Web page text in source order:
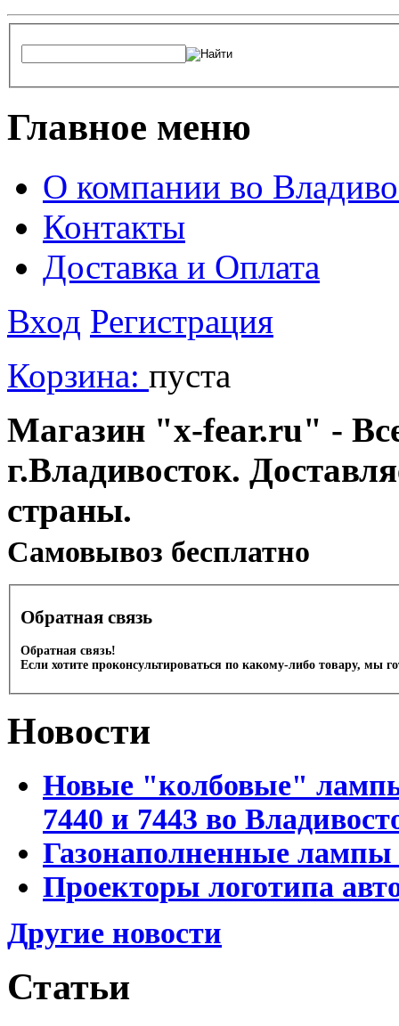
Главное меню
О компании во
Контакты
Доставка и Оплата
Вход Регистрация
Корзина: пуста
Магазин "x-fear.ru" -
г.Владивосток.
страны.
Cамовывоз бесплатно
Обратная связь
Обратная связь!
Если хотите проконсультироваться по какому-либо товару, мы
Новости
Новые "колбовые"
7440 и 7443 во
Газонаполненные лампы
Проекторы логотипа
Другие новости
Статьи